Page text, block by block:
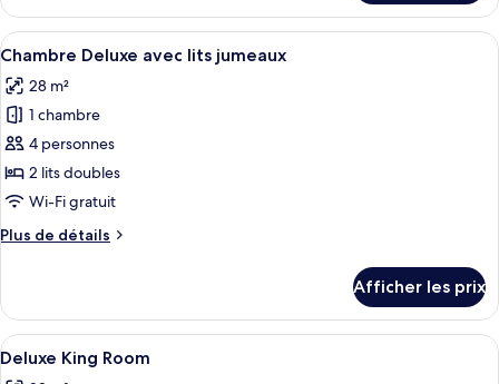
Room
Superior
Family
Room
Afficher
toutes
les
photos
pour
ce
type
chambre :
avec
lits
jumeaux
Une chambre d’hôtel avec deux lits,
4
Chambre Deluxe avec lits jumeaux
28 m²
1 chambre
4 personnes
2 lits doubles
Wi-Fi gratuit
Plus de détails
Plus
Chambre
Deluxe
avec
Afficher les prix
Afficher
toutes
Une chambre d’hôtel avec un
4
Deluxe King Room